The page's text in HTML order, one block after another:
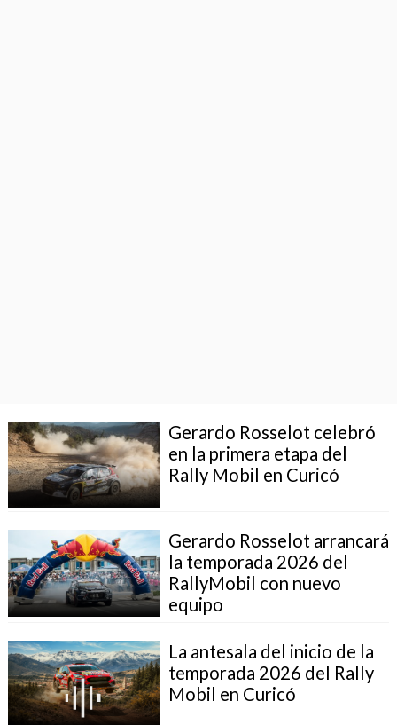
Gerardo Rosselot celebró
en la primera etapa del
Rally Mobil en Curicó
Gerardo Rosselot arrancará
la temporada 2026 del
RallyMobil con nuevo
equipo
La antesala del inicio de la
temporada 2026 del Rally
Mobil en Curicó